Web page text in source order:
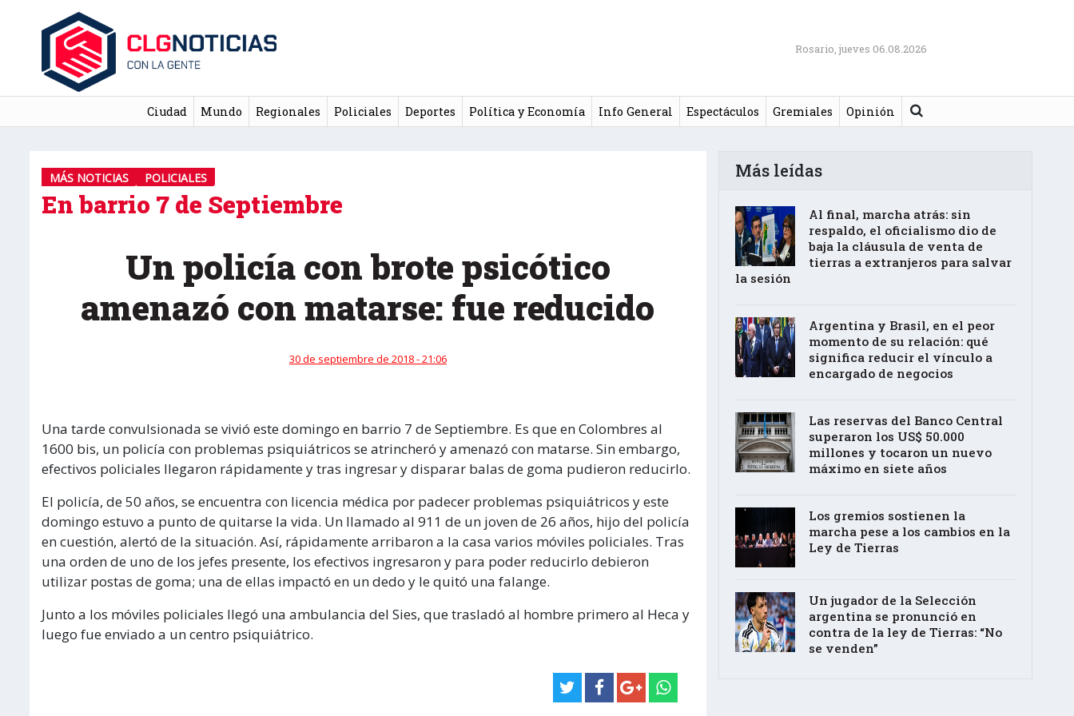
Rosario, jueves 06.08.2026
Ciudad Mundo Regionales Policiales Deportes Política y Economía Info General Espectáculos Gremiales Opinión Buscar
MÁS NOTICIAS POLICIALES
En barrio 7 de Septiembre
Un policía con brote psicótico
amenazó con matarse: fue reducido
30 de septiembre de 2018 - 21:06
Una tarde convulsionada se vivió este domingo en barrio 7 de Septiembre. Es que en Colombres al
1600 bis, un policía con problemas psiquiátricos se atrincheró y amenazó con matarse. Sin embargo,
efectivos policiales llegaron rápidamente y tras ingresar y disparar balas de goma pudieron reducirlo.
El policía, de 50 años, se encuentra con licencia médica por padecer problemas psiquiátricos y este
domingo estuvo a punto de quitarse la vida. Un llamado al 911 de un joven de 26 años, hijo del policía
en cuestión, alertó de la situación. Así, rápidamente arribaron a la casa varios móviles policiales. Tras
una orden de uno de los jefes presente, los efectivos ingresaron y para poder reducirlo debieron
utilizar postas de goma; una de ellas impactó en un dedo y le quitó una falange.
Junto a los móviles policiales llegó una ambulancia del Sies, que trasladó al hombre primero al Heca y
luego fue enviado a un centro psiquiátrico.
Más leídas
Al final, marcha atrás: sin
respaldo, el oficialismo dio de
baja la cláusula de venta de
tierras a extranjeros para salvar
la sesión
Argentina y Brasil, en el peor
momento de su relación: qué
significa reducir el vínculo a
encargado de negocios
Las reservas del Banco Central
superaron los US$ 50.000
millones y tocaron un nuevo
máximo en siete años
Los gremios sostienen la
marcha pese a los cambios en la
Ley de Tierras
Un jugador de la Selección
argentina se pronunció en
contra de la ley de Tierras: “No
se venden”